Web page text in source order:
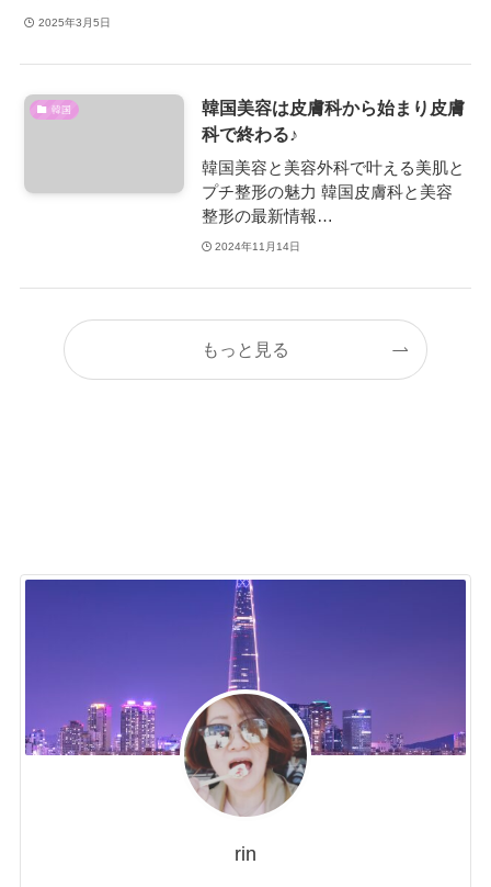
2025年3月5日
韓国
韓国美容は皮膚科から始まり皮膚
科で終わる♪
韓国美容と美容外科で叶える美肌と
プチ整形の魅力 韓国皮膚科と美容
整形の最新情報…
2024年11月14日
もっと見る
rin